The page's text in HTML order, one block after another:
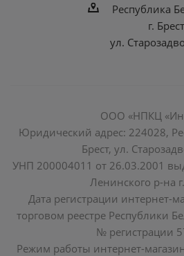
Республика
г. Брест
ул.
ООО «НПКЦ
Юридический адрес: 224028,
Брест, ул.
УНП 200004011 от 26.03.2001
Ленинского р-на
Дата регистрации интернет-
торговом реестре Республики
№ регистрации
Режим работы интернет-